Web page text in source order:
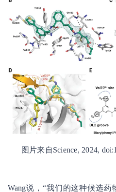
图片来自Science, 2024,
Wang说，“我们的这种候选